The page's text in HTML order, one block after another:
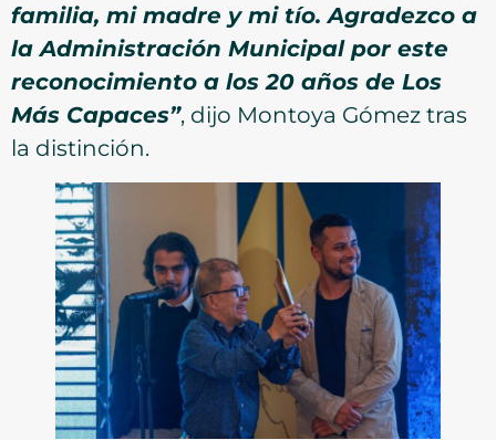
familia, mi madre y mi tío. Agradezco a
la Administración Municipal por este
reconocimiento a los 20 años de Los
Más Capaces”, dijo Montoya Gómez tras
la distinción.